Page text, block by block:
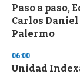
e
c
o
n
s
Paso a paso,
Carlos
Palermo
06:00
Unidad